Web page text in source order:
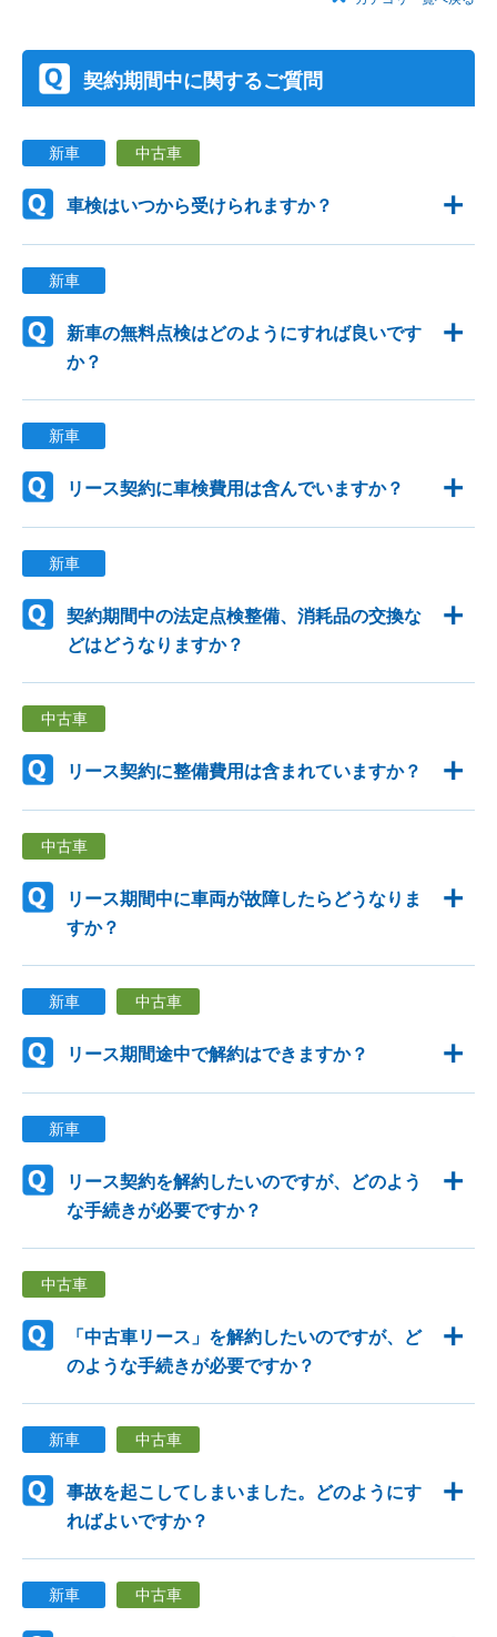
契約期間中に関するご質問
新車 中古車
車検はいつから受けられますか？
新車
新車の無料点検はどのようにすれば良いです
か？
新車
リース契約に車検費用は含んでいますか？
新車
契約期間中の法定点検整備、消耗品の交換な
どはどうなりますか？
中古車
リース契約に整備費用は含まれていますか？
中古車
リース期間中に車両が故障したらどうなりま
すか？
新車 中古車
リース期間途中で解約はできますか？
新車
リース契約を解約したいのですが、どのよう
な手続きが必要ですか？
中古車
「中古車リース」を解約したいのですが、ど
のような手続きが必要ですか？
新車 中古車
事故を起こしてしまいました。どのようにす
ればよいですか？
新車 中古車